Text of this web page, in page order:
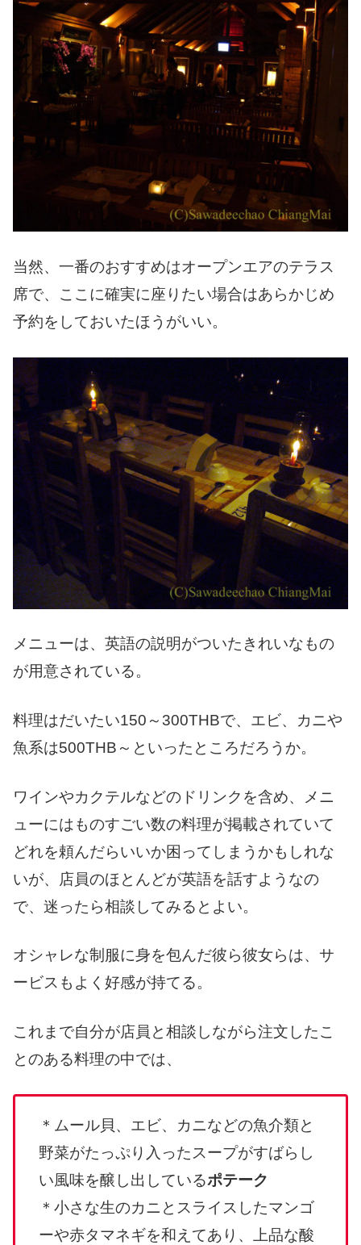
当然、一番のおすすめはオープンエアのテラス
席で、ここに確実に座りたい場合はあらかじめ
予約をしておいたほうがいい。
メニューは、英語の説明がついたきれいなもの
が用意されている。
料理はだいたい150～300THBで、エビ、カニや
魚系は500THB～といったところだろうか。
ワインやカクテルなどのドリンクを含め、メニ
ューにはものすごい数の料理が掲載されていて
どれを頼んだらいいか困ってしまうかもしれな
いが、店員のほとんどが英語を話すようなの
で、迷ったら相談してみるとよい。
オシャレな制服に身を包んだ彼ら彼女らは、サ
ービスもよく好感が持てる。
これまで自分が店員と相談しながら注文したこ
とのある料理の中では、
＊ムール貝、エビ、カニなどの魚介類と
野菜がたっぷり入ったスープがすばらし
い風味を醸し出しているポテーク
＊小さな生のカニとスライスしたマンゴ
ーや赤タマネギを和えてあり、上品な酸